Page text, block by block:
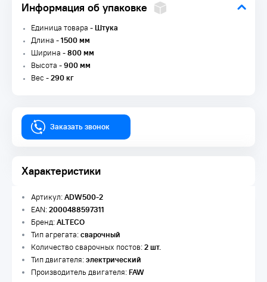
Информация об упаковке
Единица товара -Штука
Длина -1500 мм
Ширина -800 мм
Высота -900 мм
Вес -290 кг
Заказать звонок
Характеристики
Артикул:ADW500-2
EAN:2000488597311
Бренд:ALTECO
Тип агрегата:сварочный
Количество сварочных постов:2 шт.
Тип двигателя:электрический
Производитель двигателя:FAW